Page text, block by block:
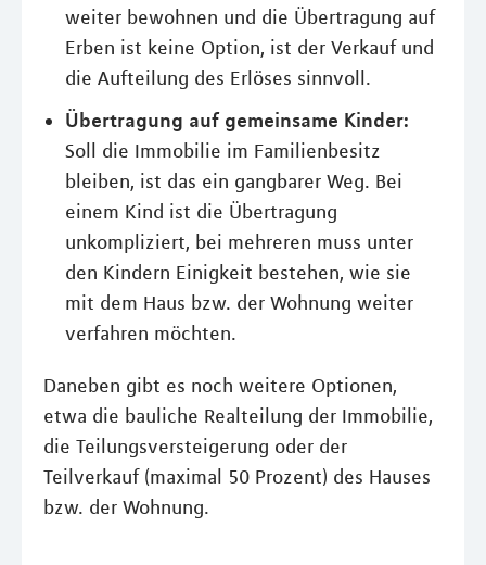
weiter bewohnen und die Übertragung auf
Erben ist keine Option, ist der Verkauf und
die Aufteilung des Erlöses sinnvoll.
Übertragung auf gemeinsame Kinder:
Soll die Immobilie im Familienbesitz
bleiben, ist das ein gangbarer Weg. Bei
einem Kind ist die Übertragung
unkompliziert, bei mehreren muss unter
den Kindern Einigkeit bestehen, wie sie
mit dem Haus bzw. der Wohnung weiter
verfahren möchten.
Daneben gibt es noch weitere Optionen,
etwa die bauliche Realteilung der Immobilie,
die Teilungsversteigerung oder der
Teilverkauf (maximal 50 Prozent) des Hauses
bzw. der Wohnung.